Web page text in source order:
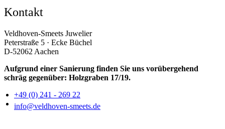
Kontakt
Veldhoven-Smeets Juwelier
Peterstraße 5 · Ecke Büchel
D-52062 Aachen
Aufgrund einer Sanierung finden Sie uns vorübergehend
schräg gegenüber: Holzgraben 17/19.
+49 (0) 241 - 269 22
info@veldhoven-smeets.de